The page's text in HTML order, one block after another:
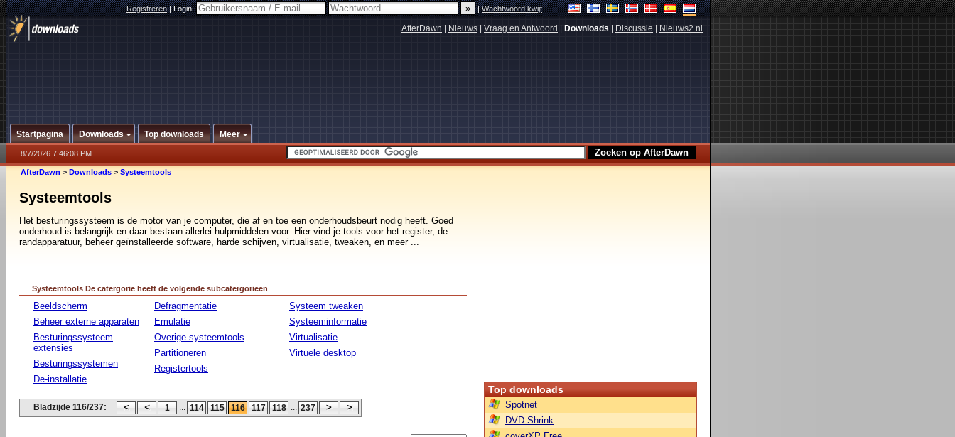
Registreren|Login: |Wachtwoord kwijt
AfterDawn Nieuws Vraag en Antwoord Downloads Discussie Nieuws2.nl
Startpagina Downloads Top downloads Meer
8/7/2026 7:46:08 PM
AfterDawn > Downloads > Systeemtools
Systeemtools
Het besturingssysteem is de motor van je computer, die af en toe een onderhoudsbeurt nodig heeft. Goed
onderhoud is belangrijk en daar bestaan allerlei hulpmiddelen voor. Hier vind je tools voor het register, de
randapparatuur, beheer geïnstalleerde software, harde schijven, virtualisatie, tweaken, en meer ...
Systeemtools De catergorie heeft de volgende subcatergorieen
Beeldscherm
Beheer externe apparaten
Besturingssysteem
extensies
Besturingssystemen
De-installatie
Defragmentatie
Emulatie
Overige systeemtools
Partitioneren
Registertools
Systeem tweaken
Systeeminformatie
Virtualisatie
Virtuele desktop
Bladzijde 116/237: 1 ... 114 115 116 117 118 ... 237
Top downloads
Spotnet
DVD Shrink